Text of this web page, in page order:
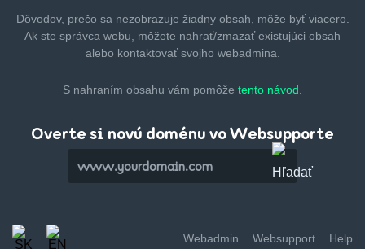
Dôvodov, prečo sa nezobrazuje žiadny obsah, môže byťviacero.
Ak ste správca webu, môžete nahrať/zmazaťexistujúci obsah
alebo kontaktovať svojho webadmina.
S nahraním obsahu vám pomôže tento návod.
Overte si novú doménu vo Websupporte
Webadmin Websupport Help